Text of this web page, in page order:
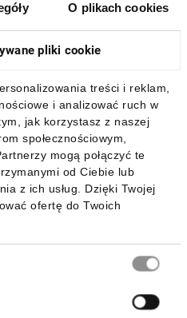
O plikach cookies
pliki cookie
treści i reklam,
i analizować ruch w
jak korzystasz z naszej
społecznościowym,
mogą połączyć te
od Ciebie lub
z ich usług. Dzięki Twojej
ofertę do Twoich
mobilną: